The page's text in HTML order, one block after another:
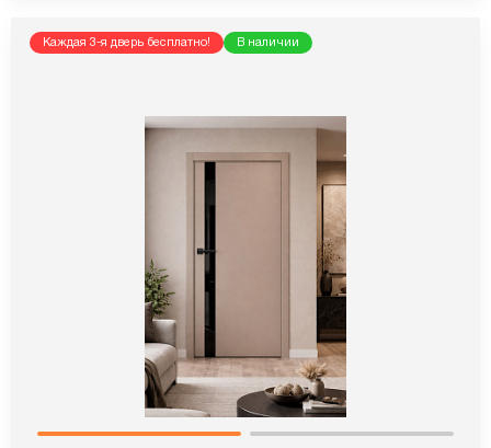
Каждая 3-я дверь бесплатно! В наличии